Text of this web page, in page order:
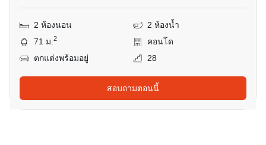
2 ห้องนอน
2 ห้องน้ำ
71 ม.2
คอนโด
ตกแต่งพร้อมอยู่
28
สอบถามตอนนี้